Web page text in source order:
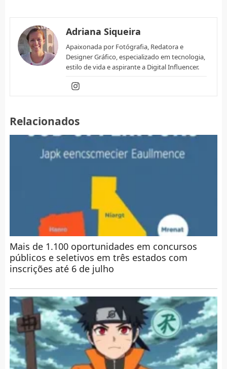
Adriana Siqueira
Apaixonada por Fotógrafia, Redatora e
Designer Gráfico, especializado em tecnologia,
estilo de vida e aspirante a Digital Influencer.
Relacionados
Mais de 1.100 oportunidades em concursos
públicos e seletivos em três estados com
inscrições até 6 de julho